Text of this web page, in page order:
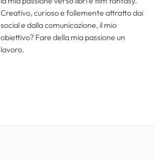
Creativo, curioso e follemente attratto dai
social e dalla comunicazione, il mio
obiettivo? Fare della mia passione un
lavoro.